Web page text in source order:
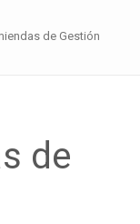
de Gestión
de